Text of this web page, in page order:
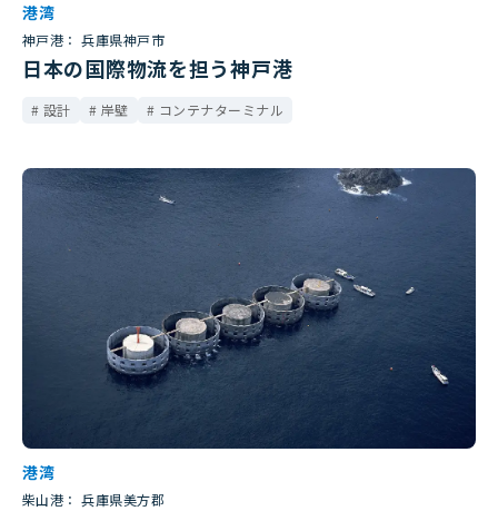
港湾
神戸港： 兵庫県神戸市
日本の国際物流を担う神戸港
設計 岸壁 コンテナターミナル
港湾
柴山港： 兵庫県美方郡